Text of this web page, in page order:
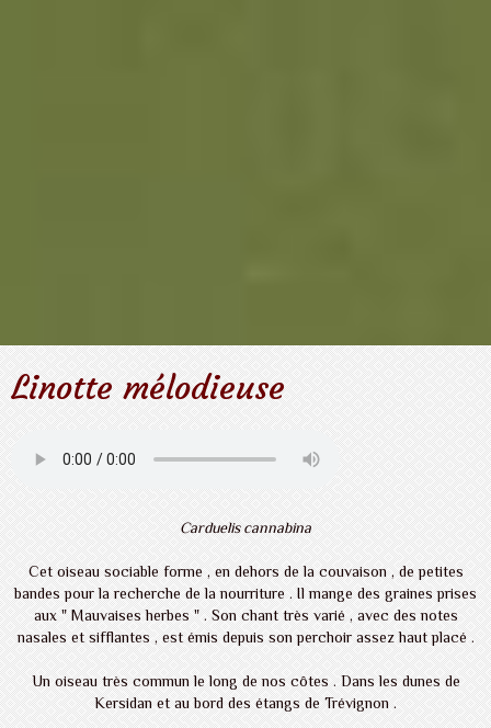
Linotte mélodieuse
Carduelis cannabina
Cet oiseau sociable forme , en dehors de la couvaison , de petites
bandes pour la recherche de la nourriture . Il mange des graines prises
aux " Mauvaises herbes " . Son chant très varié , avec des notes
nasales et sifflantes , est émis depuis son perchoir assez haut placé .
Un oiseau très commun le long de nos côtes . Dans les dunes de
Kersidan et au bord des étangs de Trévignon .